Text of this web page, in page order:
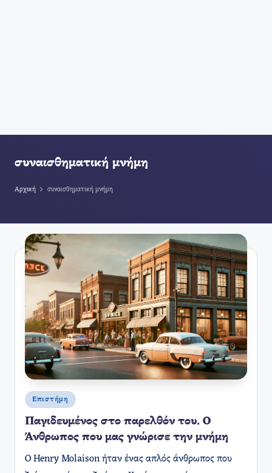
συναισθηματική μνήμη
Αρχική συναισθηματική μνήμη
Αναρτήθηκε
σε
Επιστήμη
Παγιδευμένος στο παρελθόν του. Ο
Άνθρωπος που μας γνώρισε την μνήμη
Ο Henry Molaison ήταν ένας απλός άνθρωπος που